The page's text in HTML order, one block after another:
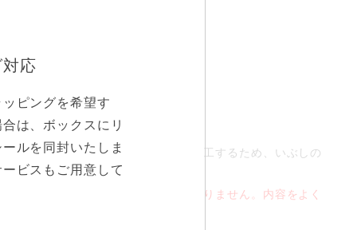
意となります。
い商品となります。
ー限定です。
施しています。一点一点手作業で加工するため、いぶしの
仕上りの場合がございます。
定後のキャンセル・変更は承っておりません。内容をよく
応
ピングを希望す
は、ボックスにリ
ルを同封いたしま
ビスもご用意して